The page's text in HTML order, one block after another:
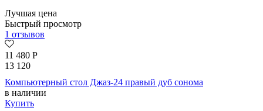
Лучшая цена
Быстрый просмотр
1 отзывов
11 480 Р
13 120
Компьютерный стол Джаз-24 правый дуб сонома
в наличии
Купить